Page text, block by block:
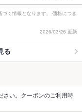
く情報となります。 価格につき
2026/03/26 更新
る
さい。クーポンのご利用時